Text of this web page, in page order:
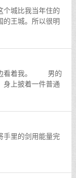
城比我当年住的
的王城。所以很明
办法竞拍到这种
边看着我。 男的
身上披着一件普通
测他的等级。
里的剑用能量完